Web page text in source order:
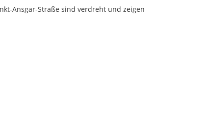
Ansgar-Straße sind verdreht und zeigen